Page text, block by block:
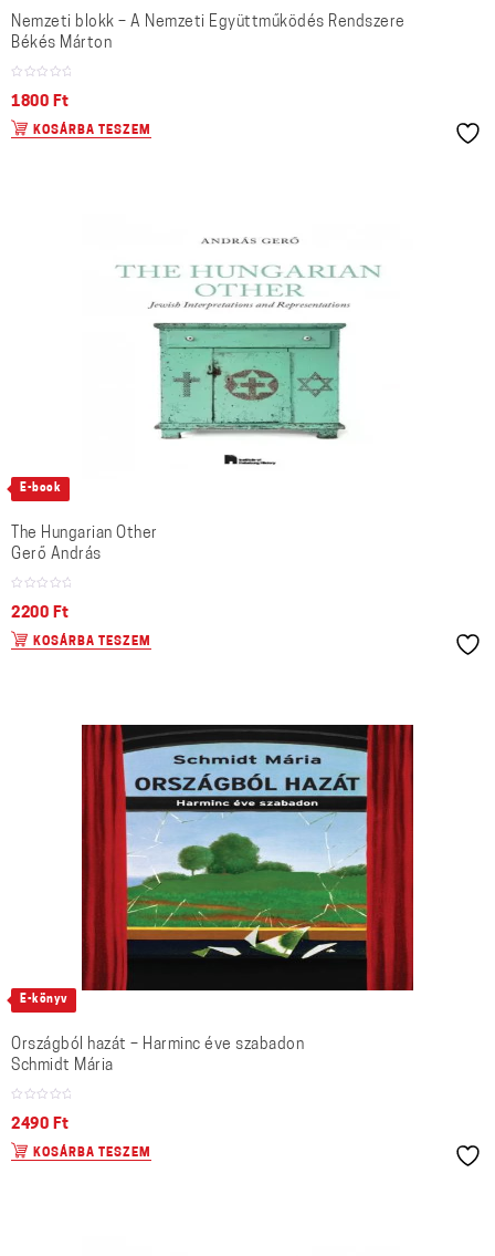
Nemzeti blokk – A Nemzeti Együttműködés Rendszere
Békés Márton
1800 Ft
KOSÁRBA TESZEM
E-book
The Hungarian Other
Gerő András
2200 Ft
KOSÁRBA TESZEM
E-könyv
Országból hazát – Harminc éve szabadon
Schmidt Mária
2490 Ft
KOSÁRBA TESZEM